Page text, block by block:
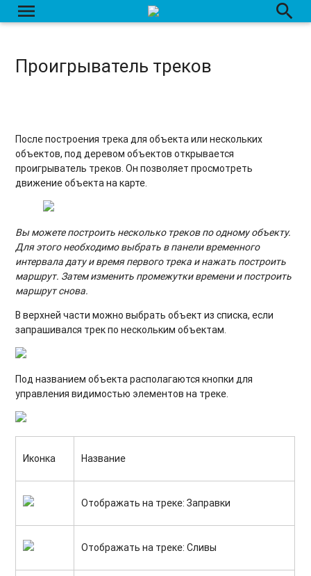
menu search
Проигрыватель треков
После построения трека для объекта или нескольких
объектов, под деревом объектов открывается
проигрыватель треков. Он позволяет просмотреть
движение объекта на карте.
Вы можете построить несколько треков по одному объекту.
Для этого необходимо выбрать в панели временного
интервала дату и время первого трека и нажать построить
маршрут. Затем изменить промежутки времени и построить
маршрут снова.
В верхней части можно выбрать объект из списка, если
запрашивался трек по нескольким объектам.
Под названием объекта располагаются кнопки для
управления видимостью элементов на треке.
Иконка Название
Отображать на треке: Заправки
Отображать на треке: Сливы